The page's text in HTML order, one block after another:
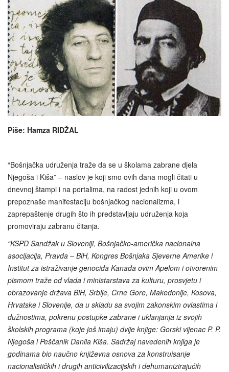
Piše: Hamza RIDŽAL
“Bošnjačka udruženja traže da se u školama zabrane djela
Njegoša i Kiša” – naslov je koji smo ovih dana mogli čitati u
dnevnoj štampi i na portalima, na radost jednih koji u ovom
prepoznaše manifestaciju bošnjačkog nacionalizma, i
zaprepaštenje drugih što ih predstavljaju udruženja koja
promoviraju zabranu čitanja.
“KSPD Sandžak u Sloveniji, Bošnjačko-američka nacionalna
asocijacija, Pravda – BiH, Kongres Bošnjaka Sjeverne Amerike i
Institut za istraživanje genocida Kanada ovim Apelom i otvorenim
pismom traže od vlada i ministarstava za kulturu, prosvjetu i
obrazovanje država BiH, Srbije, Crne Gore, Makedonije, Kosova,
Hrvatske i Slovenije, da u skladu sa svojim zakonskim ovlastima i
dužnostima, pokrenu postupke zabrane i uklanjanja iz svojih
školskih programa (koje još imaju) dvije knjige: Gorski vijenac P. P.
Njegoša i Peščanik Danila Kiša. Sadržaj navedenih knjiga je
godinama bio naučno književna osnova za konstruisanje
nacionalističkih i drugih anticivilizacijskih i dehumanizirajućih